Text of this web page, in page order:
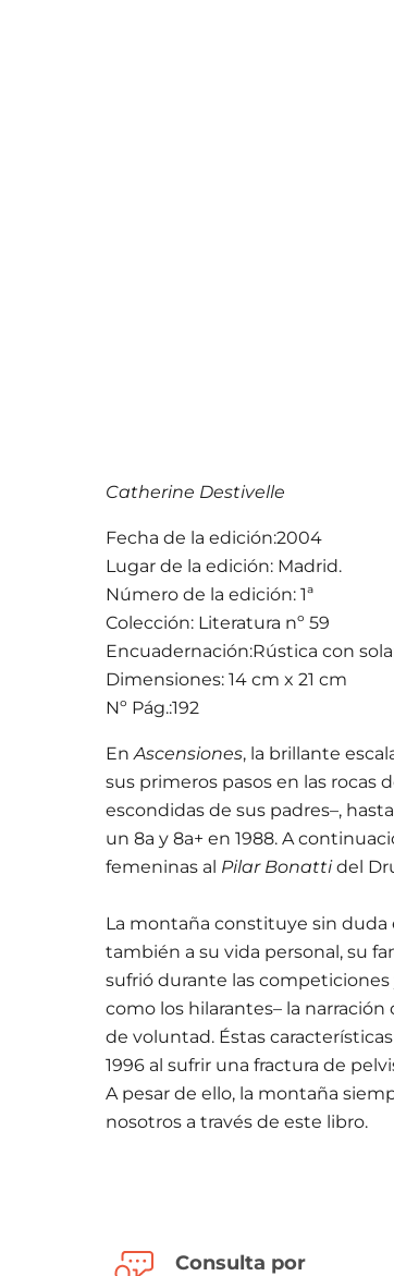
Catherine Destivelle
Fecha de la edición:2004
Lugar de la edición: Madrid.
Número de la edición: 1ª
Colección: Literatura nº 59
Encuadernación:Rústica con
Dimensiones: 14 cm x 21 cm
Nº Pág.:192
EnAscensiones, la brillante
sus primeros pasos en las rocas
escondidas de sus padres–,
un 8a y 8a+ en 1988. A
femeninas al Pilar Bonattidel
La montaña constituye sin duda
también a su vida personal, su
sufrió durante las
como los hilarantes– la
de voluntad. Éstas
1996 al sufrir una fractura de
A pesar de ello, la montaña
nosotros a través de este libro.
Consulta por